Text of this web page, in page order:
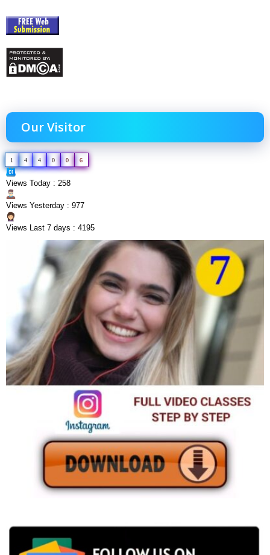
Our Visitor
1 4 4 0 0 6
Views Today : 258
Views Yesterday : 977
Views Last 7 days : 4195